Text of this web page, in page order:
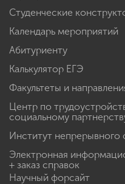
Студенческие
Календарь мероприятий
Абитуриенту
Калькулятор ЕГЭ
Факультеты и
Центр по
социальному
Институт непрерывного
Электронная
+ заказ справок
Научный форсайт